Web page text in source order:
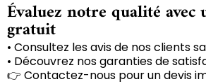
Évaluez notre qualité avec
gratuit
• Consultez les avis de nos clients
• Découvrez nos garanties de
👉 Contactez-nous pour un devis